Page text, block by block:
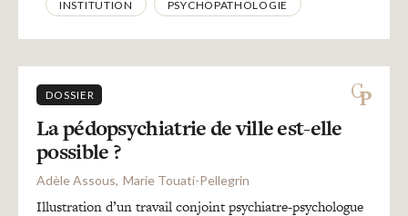
Blocs-notes
Recherches
INSTITUTION PSYCHOPATHOLOGIE
DOSSIER
La pédopsychiatrie de ville est-elle
possible ?
Adèle Assous Marie Touati-Pellegrin
Illustration d’un travail conjoint psychiatre-psychologue